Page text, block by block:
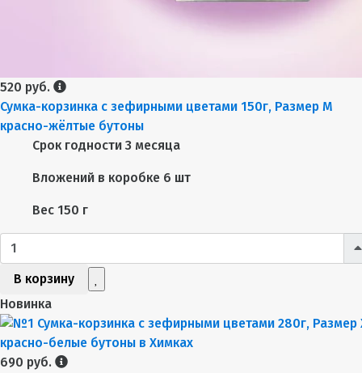
520 руб.
Сумка-корзинка с зефирными цветами 150г, Размер М
красно-жёлтые бутоны
Срок годности 3 месяца
Вложений в коробке 6 шт
Вес 150 г
В корзину
Новинка
690 руб.